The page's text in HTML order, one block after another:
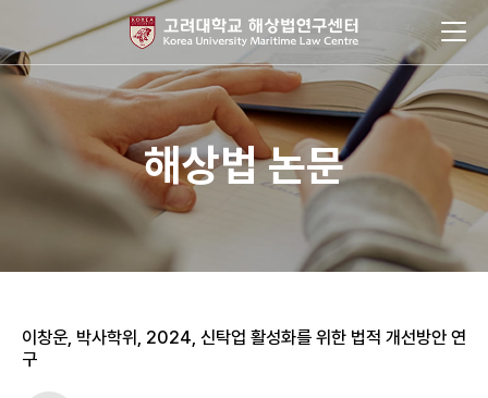
해상법 논문
이창운, 박사학위, 2024, 신탁업 활성화를 위한 법적 개선방안 연
구